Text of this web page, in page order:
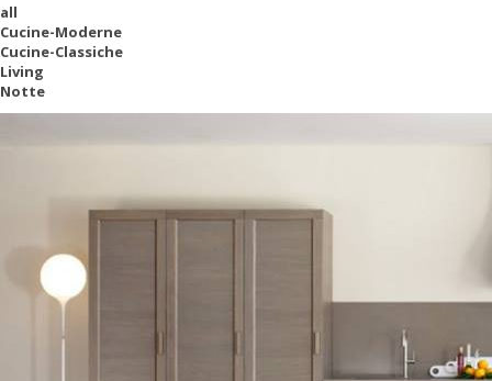
all
Cucine-Moderne
Cucine-Classiche
Living
Notte